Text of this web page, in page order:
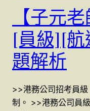
【子元
[員級][
題解析
>>港務公司招考員
制。 >>港務公司員